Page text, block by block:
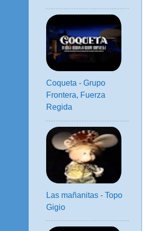
Coqueta - Grupo
Frontera, Fuerza
Regida
Las mañanitas - Topo
Gigio